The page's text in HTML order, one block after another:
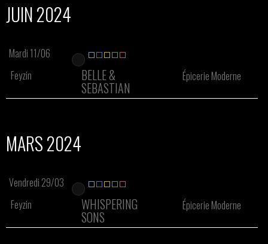
JUIN 2024
Mardi 11/06
Feyzin
BELLE &
SEBASTIAN
Épicerie Moderne
MARS 2024
Vendredi 29/03
Feyzin
WHISPERING
SONS
Épicerie Moderne